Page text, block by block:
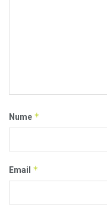
Nume *
Email *